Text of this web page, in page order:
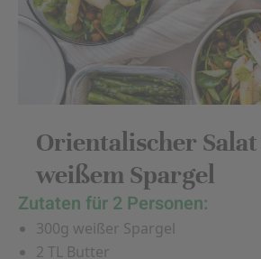
Orientalischer
weißem Spargel
Zutaten für 2 Personen:
300g weißer Spargel
2 TL Butter